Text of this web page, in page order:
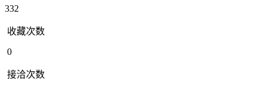
332
收藏次数
0
接洽次数